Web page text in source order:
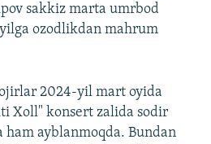
sakkiz marta umrbod
ozodlikdan mahrum
2024-yil mart oyida
Xoll" konsert zalida sodir
ayblanmoqda. Bundan